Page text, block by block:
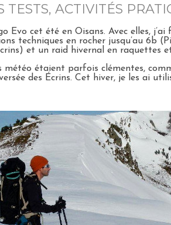
TESTS, ACTIVITÉS
Evo cet été en Oisans. Avec elles,
techniques en rocher jusqu’au 6b
et un raid hivernal en raquettes
météo étaient parfois clémentes,
des Écrins. Cet hiver, je les ai